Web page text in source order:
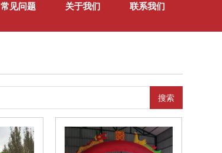
常见问题 关于我们 联系我们
搜索